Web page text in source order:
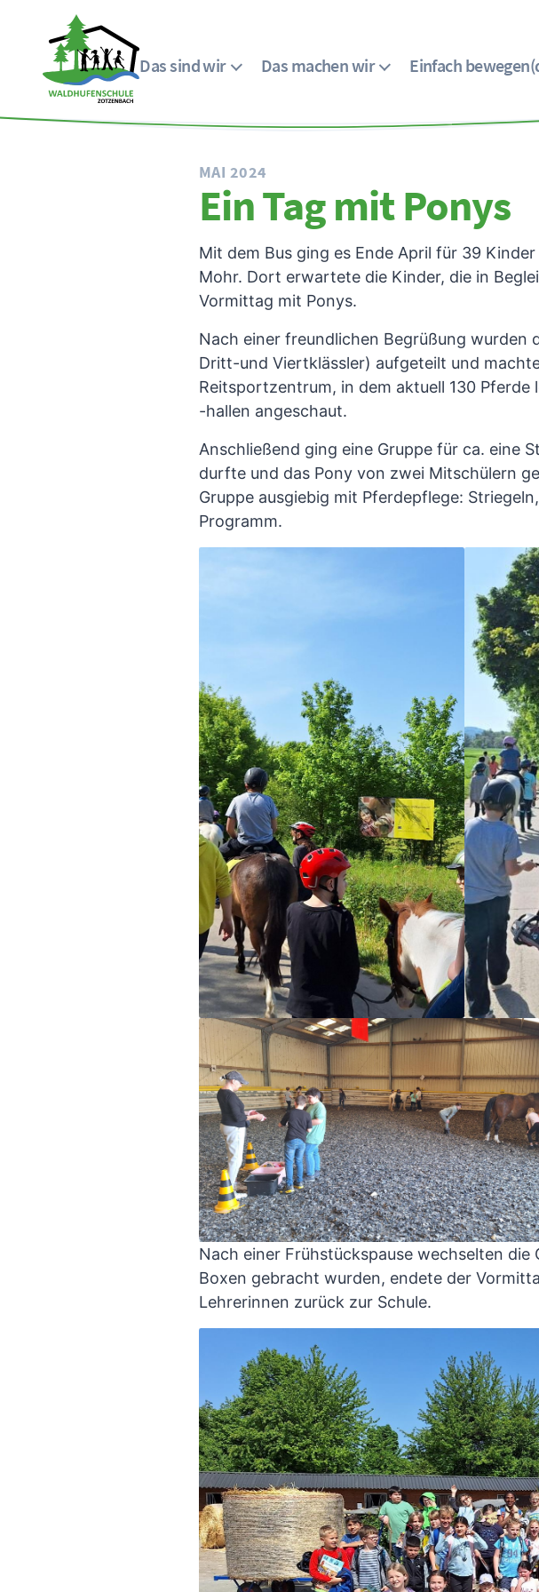
Waldhufenschule
Das sind wir Das machen wir Einfach
Menü
MAI 2024
Ein Tag mit Ponys
Mit dem Bus ging es Ende April für 39
Mohr. Dort erwartete die Kinder, die in
Vormittag mit Ponys.
Nach einer freundlichen Begrüßung wurden
Dritt-und Viertklässler) aufgeteilt und
Reitsportzentrum, in dem aktuell 130 Pferde
-hallen angeschaut.
Anschließend ging eine Gruppe für ca. eine
durfte und das Pony von zwei Mitschülern
Gruppe ausgiebig mit Pferdepflege:
Programm.
Nach einer Frühstückspause wechselten
Boxen gebracht wurden, endete der
Lehrerinnen zurück zur Schule.